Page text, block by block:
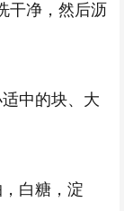
干净，然后沥
中的块、大
白糖，淀